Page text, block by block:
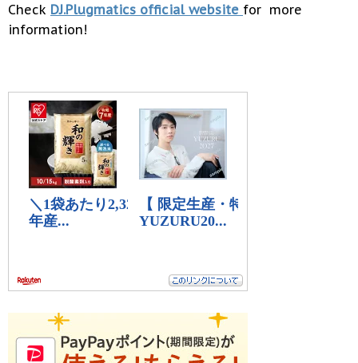
Check DJ.Plugmatics official website for more
information!